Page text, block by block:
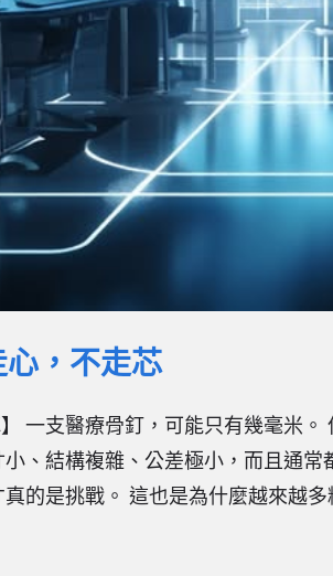
，不走芯
】 一支醫療骨釘，可能只有幾毫米
、結構複雜、公差極小，而且通
的是挑戰。 這也是為什麼越來越